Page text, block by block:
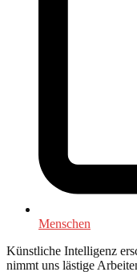
Menschen
Künstliche Intelligenz
nimmt uns lästige